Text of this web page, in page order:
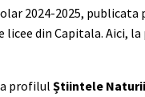
2024-2025,
licee din Capitala. Aici,
profilul Știintele Naturii